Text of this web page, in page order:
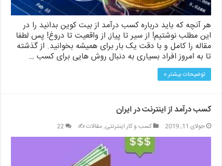
هر آنچه که باید درباره کسب درآمد از بیت کوین بدانید را در
این مطلب نوشتیم! از سیر تا پیاز, از واقعیت تا دروغ! پس لطفا
مقاله را کامل و با دقت یک بار برای همیشه بخوانید. از گذشته
تا به امروز افراد بسیاری به دنبال روش هایی برای کسب …
توضیحات بیشتر »
کسب درآمد از اینترنت در ایران
جولای 11, 2019 کسب و کار اینترنتی,مقالات ✍️ 22